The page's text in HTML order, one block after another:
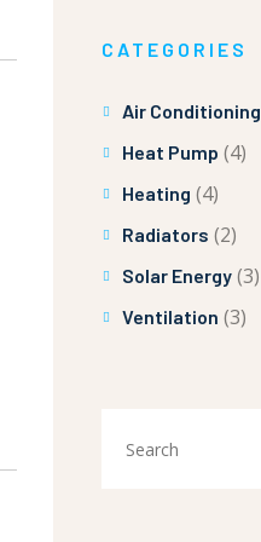
CATEGORIES
Air Conditioning
Heat Pump (4)
Heating (4)
Radiators (2)
Solar Energy (3)
Ventilation (3)